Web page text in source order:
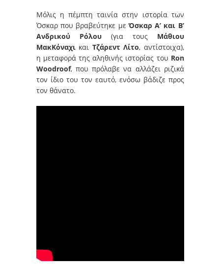
Μόλις η πέμπτη ταινία στην ιστορία των
Όσκαρ που βραβεύτηκε μεΌσκαρ Α’ και Β’
Ανδρικού Ρόλου(για τους Μάθιου
ΜακΚόναχι και Τζάρεντ Λίτο, αντίστοιχα),
η μεταφορά της αληθινής ιστορίας του Ron
Woodroof, που πρόλαβε να αλλάζει ριζικά
τον ίδιο του τον εαυτό, ενόσω βάδιζε προς
τον θάνατο.